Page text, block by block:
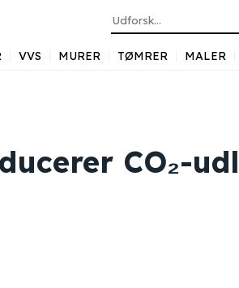
VVS MURER TØMRER MALER
CO₂-